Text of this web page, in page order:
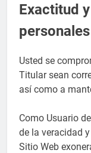
Exactitud
personales
Usted se
Titular sean
así como a
Como Usuario
de la veracidad
Sitio Web